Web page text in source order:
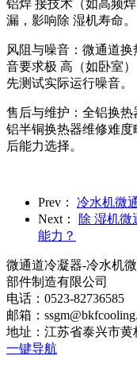
铝焊 接技术（如高频
漏，影响除 湿机寿命。
风阻与噪音：微通道
音要求极 高（如卧室
先测试实际运行噪音。
售后与维护：全铝换
铝半铜换热器维修难
后能力选择。
Prev：
冷水机微
Next：
除 湿机微
能力？
微通道冷凝器-冷水机
部件制造有限公司
电话：0523-82736585
邮箱：
地址：江苏省泰兴市
一键导航